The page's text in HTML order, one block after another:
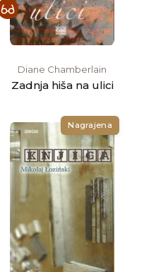
Diane Chamberlain
Zadnja hiša na ulici
Nagrajena